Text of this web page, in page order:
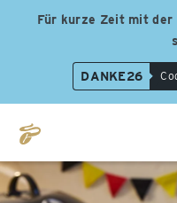
Für kurze Zeit mit der
DANKE26